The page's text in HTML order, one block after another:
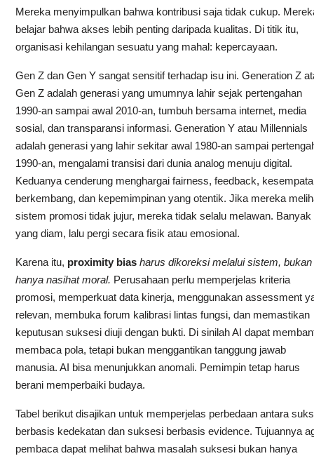
Mereka menyimpulkan bahwa kontribusi saja tidak cukup.
belajar bahwa akses lebih penting daripada kualitas. Di titik itu,
organisasi kehilangan sesuatu yang mahal: kepercayaan.
Gen Z dan Gen Y sangat sensitif terhadap isu ini. Generation Z
Gen Z adalah generasi yang umumnya lahir sejak pertengahan
1990-an sampai awal 2010-an, tumbuh bersama internet, media
sosial, dan transparansi informasi. Generation Y atau Millennials
adalah generasi yang lahir sekitar awal 1980-an sampai
1990-an, mengalami transisi dari dunia analog menuju digital.
Keduanya cenderung menghargai fairness, feedback,
berkembang, dan kepemimpinan yang otentik. Jika mereka
sistem promosi tidak jujur, mereka tidak selalu melawan. Banyak
yang diam, lalu pergi secara fisik atau emosional.
Karena itu, proximity bias harus dikoreksi melalui sistem, bukan
hanya nasihat moral. Perusahaan perlu memperjelas kriteria
promosi, memperkuat data kinerja, menggunakan assessment
relevan, membuka forum kalibrasi lintas fungsi, dan memastikan
keputusan suksesi diuji dengan bukti. Di sinilah AI dapat
membaca pola, tetapi bukan menggantikan tanggung jawab
manusia. AI bisa menunjukkan anomali. Pemimpin tetap harus
berani memperbaiki budaya.
Tabel berikut disajikan untuk memperjelas perbedaan antara
berbasis kedekatan dan suksesi berbasis evidence. Tujuannya
pembaca dapat melihat bahwa masalah suksesi bukan hanya